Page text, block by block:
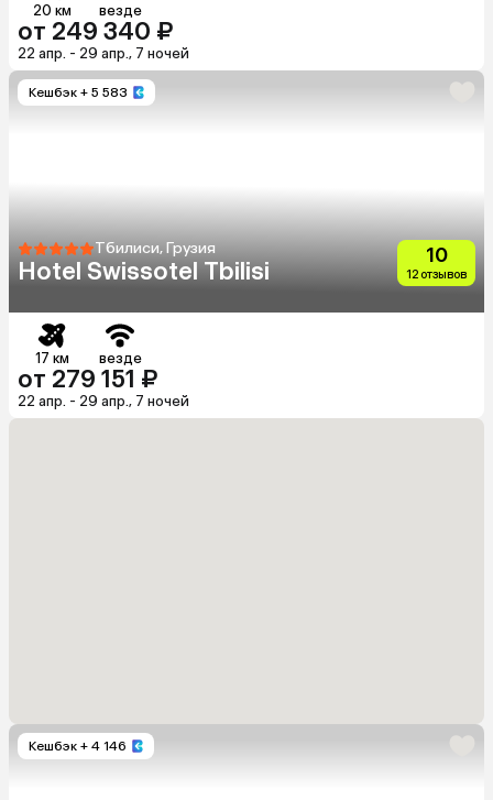
20 км везде
от 249 340 ₽
22 апр. - 29 апр., 7 ночей
Кешбэк + 5 583
Тбилиси, Грузия
Hotel Swissotel Tbilisi
10
12 отзывов
17 км везде
от 279 151 ₽
22 апр. - 29 апр., 7 ночей
Кешбэк + 4 146